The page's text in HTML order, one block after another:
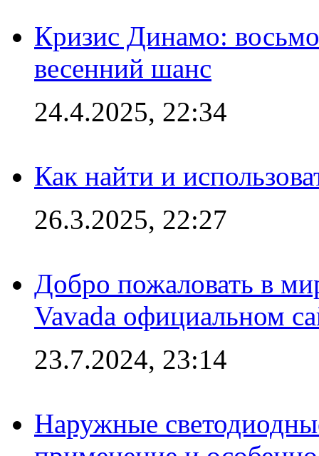
Кризис Динамо:
весенний шанс
24.4.2025, 22:34
Как найти и
26.3.2025, 22:27
Добро пожаловать в
Vavada официальном
23.7.2024, 23:14
Наружные